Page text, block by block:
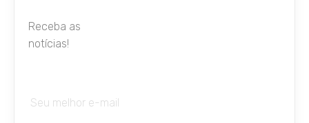
Receba as
notícias!